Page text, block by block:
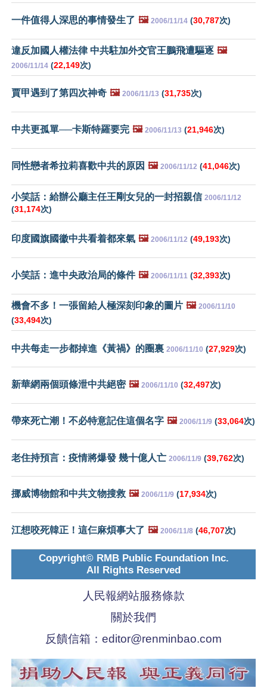
一件值得人深思的事情發生了 🖼️ 2006/11/14 (30,787次)
違反加國人權法律 中共駐加外交官王鵬飛遭驅逐 🖼️
2006/11/14 (22,149次)
賈甲遇到了第四次神奇 🖼️ 2006/11/13 (31,735次)
中共更孤單──卡斯特羅要完 🖼️ 2006/11/13 (21,946次)
同性戀者希拉莉喜歡中共的原因 🖼️ 2006/11/12 (41,046次)
小笑話：給辦公廳主任王剛女兒的一封招親信 2006/11/12
(31,174次)
印度國旗國徽中共看着都來氣 🖼️ 2006/11/12 (49,193次)
小笑話：進中央政治局的條件 🖼️ 2006/11/11 (32,393次)
機會不多！一張留給人極深刻印象的圖片 🖼️ 2006/11/10
(33,494次)
中共每走一步都掉進《黃禍》的圈裏 2006/11/10 (27,929次)
新華網兩個頭條泄中共絕密 🖼️ 2006/11/10 (32,497次)
帶來死亡潮！不必特意記住這個名字 🖼️ 2006/11/9 (33,064次)
老住持預言：疫情將爆發 幾十億人亡 2006/11/9 (39,762次)
挪威博物館和中共文物搜救 🖼️ 2006/11/9 (17,934次)
江想咬死韓正！這仨麻煩事大了 🖼️ 2006/11/8 (46,707次)
Copyright© RMB Public Foundation Inc.
All Rights Reserved
人民報網站服務條款
關於我們
反饋信箱： editor@renminbao.com